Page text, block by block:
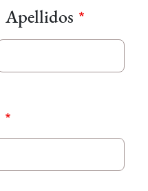
Apellidos